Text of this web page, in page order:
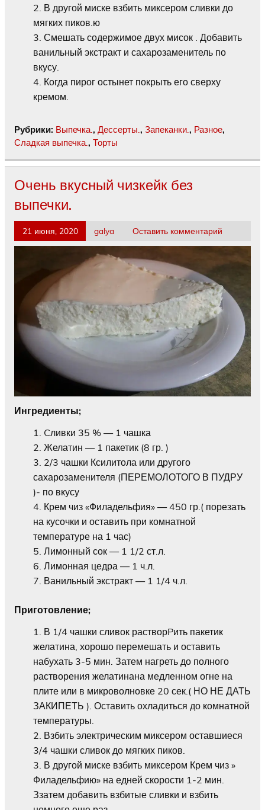
В другой миске взбить миксером сливки до
мягких пиков.ю
Смешать содержимое двух мисок . Добавить
ванильный экстракт и сахарозаменитель по
вкусу.
Когда пирог остынет покрыть его сверху
кремом.
Рубрики: Выпечка., Дессерты., Запеканки., Разное,
Сладкая выпечка., Торты
Очень вкусный чизкейк без
выпечки.
21 июня, 2020 galya Оставить комментарий
Ингредиенты;
Cливки 35 % — 1 чашка
Желатин — 1 пакетик (8 гр. )
2/3 чашки Ксилитола или другого
сахарозаменителя (ПЕРЕМОЛОТОГО В ПУДРУ
)- по вкусу
Крем чиз «Филадельфия» — 450 гр.( порезать
на кусочки и оставить при комнатной
температуре на 1 час)
Лимонный сок — 1 1/2 ст.л.
Лимонная цедра — 1 ч.л.
Ванильный экстракт — 1 1/4 ч.л.
Приготовление;
В 1/4 чашки сливок растворPить пакетик
желатина, хорошо перемешать и оставить
набухать 3-5 мин. Затем нагреть до полного
растворения желатинана медленном огне на
плите или в микроволновке 20 сек.( НО НЕ ДАТЬ
ЗАКИПЕТЬ ). Оставить охладиться до комнатной
температуры.
Взбить электрическим миксером оставшиеся
3/4 чашки сливок до мягких пиков.
В другой миске взбить миксером Крем чиз »
Филадельфию» на едней скорости 1-2 мин.
Ззатем добавить взбитые сливки и взбить